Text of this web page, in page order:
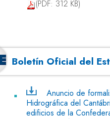
(PDF: 312 KB)
Boletín Oficial del
Anuncio de
Hidrográfica del
edificios de la